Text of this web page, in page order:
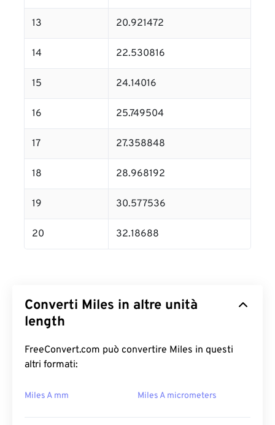
13 20.921472
14 22.530816
15 24.14016
16 25.749504
17 27.358848
18 28.968192
19 30.577536
20 32.18688
Converti Miles in altre unità
length
FreeConvert.com può convertire Miles in questi
altri formati:
Miles A mm Miles A micrometers